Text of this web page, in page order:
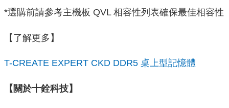
*選購前請參考主機板 QVL 相容性列表確保最佳相容性
【了解更多】
T-CREATE EXPERT CKD DDR5 桌上型記憶體
【關於十銓科技】